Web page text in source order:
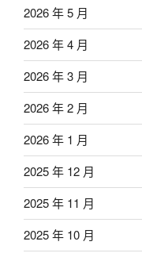
2026 年 5 月
2026 年 4 月
2026 年 3 月
2026 年 2 月
2026 年 1 月
2025 年 12 月
2025 年 11 月
2025 年 10 月